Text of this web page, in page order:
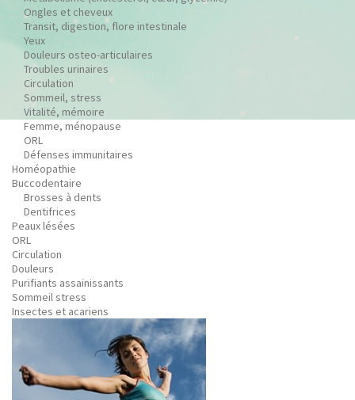
Ongles et cheveux
Transit, digestion, flore intestinale
Yeux
Douleurs osteo-articulaires
Troubles urinaires
Circulation
Sommeil, stress
Vitalité, mémoire
Femme, ménopause
ORL
Défenses immunitaires
Homéopathie
Buccodentaire
Brosses à dents
Dentifrices
Peaux lésées
ORL
Circulation
Douleurs
Purifiants assainissants
Sommeil stress
Insectes et acariens